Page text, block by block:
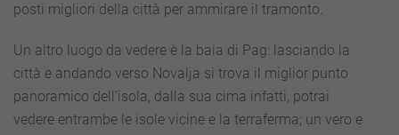
posti migliori della città per ammirare il tramonto.
Un altro luogo da vedere è la baia di Pag: lasciando la
città e andando verso Novalja si trova il miglior punto
panoramico dell’isola, dalla sua cima infatti, potrai
vedere entrambe le isole vicine e la terraferma; un vero e